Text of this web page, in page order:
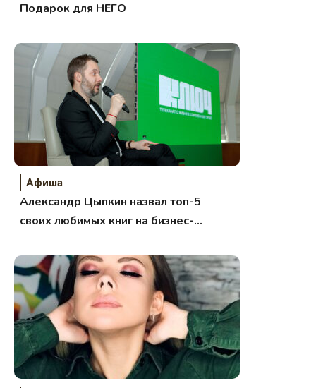
Подарок для НЕГО
Афиша
Александр Цыпкин назвал топ-5
своих любимых книг на бизнес-